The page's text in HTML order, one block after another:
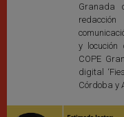
Granada
y
COPE
digital
Córdoba y